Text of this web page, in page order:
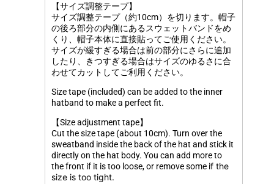
【サイズ調整テープ】
サイズ調整テープ（約10cm）を切ります。帽子
の後ろ部分の内側にあるスウェットバンドをめ
くり、帽子本体に直接貼ってご使用ください。
サイズが緩すぎる場合は前の部分にさらに追加
したり、きつすぎる場合はサイズのゆるさに合
わせてカットしてご利用ください。
Size tape (included) can be added to the inner
hatband to make a perfect fit.
【Size adjustment tape】
Cut the size tape (about 10cm). Turn over the
sweatband inside the back of the hat and stick it
directly on the hat body. You can add more to
the front if it is too loose, or remove some if the
size is too tight.